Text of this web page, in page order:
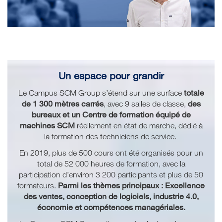
Un espace pour grandir
Le Campus SCM Group s’étend sur une surface totale
de 1 300 mètres carrés, avec 9 salles de classe, des
bureaux et un Centre de formation équipé de
machines SCMréellement en état de marche, dédié à
la formation des techniciens de service.
En 2019, plus de 500 cours ont été organisés pour un
total de 52 000 heures de formation, avec la
participation d’environ 3 200 participants et plus de 50
formateurs. Parmi les thèmes principaux : Excellence
des ventes, conception de logiciels, industrie 4.0,
économie et compétences managériales.